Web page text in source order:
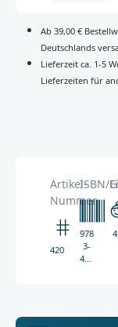
Ab 39,00 €
Deutschlands
Lieferzeit ca. 1-5
Lieferzeiten für
Artikel-
Nummer
4206
ISBN/
978-
3-
438-
4